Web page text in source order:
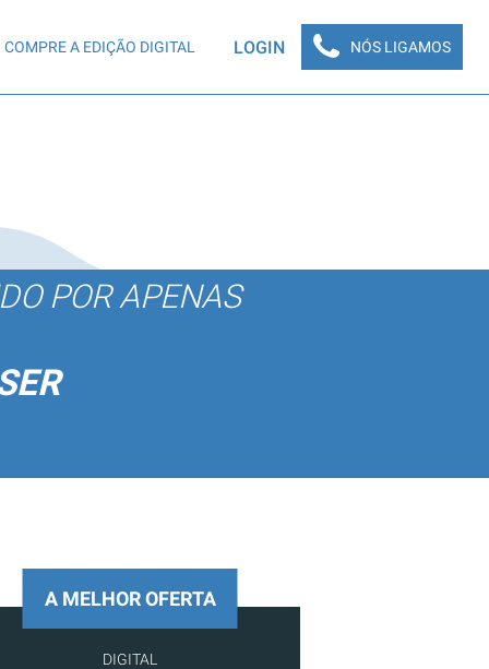
COMPRE A EDIÇÃO DIGITAL LOGIN NÓS LIGAMOS
POR APENAS
A MELHOR OFERTA
DIGITAL